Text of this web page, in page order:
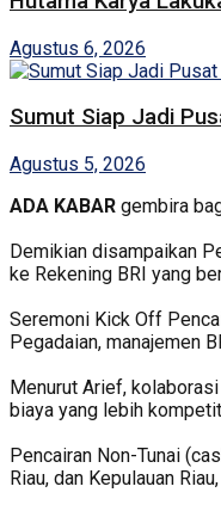
Agustus 6, 2026
Sumut Siap Jadi
Agustus 5, 2026
ADA KABAR gembira
Demikian disampaikan
ke Rekening BRI yang
Seremoni Kick Off
Pegadaian, manajemen
Menurut Arief,
biaya yang lebih
Pencairan Non-Tunai
Riau, dan Kepulauan